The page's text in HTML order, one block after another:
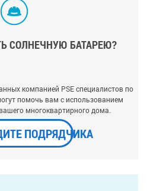
СОЛНЕЧНУЮ БАТАРЕЮ?
компанией PSE специалистов по
помочь вам с использованием
многоквартирного дома.
ПОДРЯДЧИКА